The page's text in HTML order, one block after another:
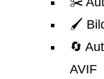
🖌️
🔄
AVIF